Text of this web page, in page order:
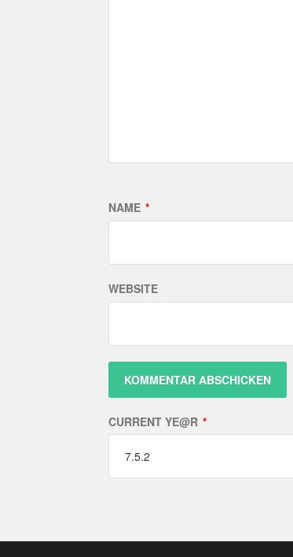
NAME *
WEBSITE
CURRENT YE@R *